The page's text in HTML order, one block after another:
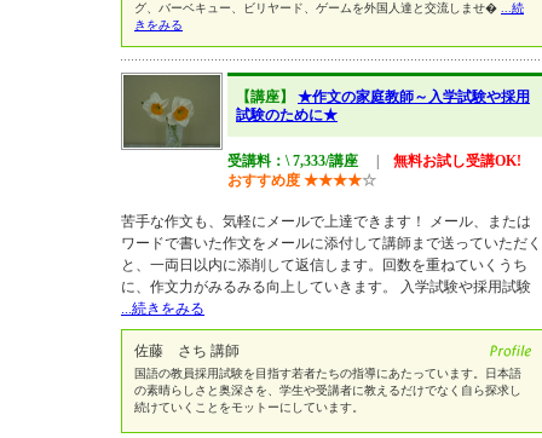
グ、バーベキュー、ビリヤード、ゲームを外国人達と交流しませ�
...続
きをみる
【講座】 ★作文の家庭教師～入学試験や採用
試験のために★
受講料：\ 7,333/講座
無料お試し受講OK!
おすすめ度 ★★★★☆
苦手な作文も、気軽にメールで上達できます！ メール、または
ワードで書いた作文をメールに添付して講師まで送っていただく
と、一両日以内に添削して返信します。回数を重ねていくうち
に、作文力がみるみる向上していきます。 入学試験や採用試験
...続きをみる
佐藤 さち 講師
国語の教員採用試験を目指す若者たちの指導にあたっています。日本語
の素晴らしさと奥深さを、学生や受講者に教えるだけでなく自ら探求し
続けていくことをモットーにしています。